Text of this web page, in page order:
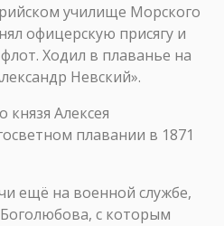
училище Морского
офицерскую присягу и
Ходил в плаванье на
Невский».
Алексея
плавании в 1871
ещё на военной службе,
с которым